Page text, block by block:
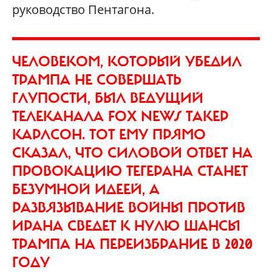
руководство Пентагона.
ЧЕЛОВЕКОМ, КОТОРЫЙ УБЕДИЛ
ТРАМПА НЕ СОВЕРШАТЬ
ГЛУПОСТИ, БЫЛ ВЕДУЩИЙ
ТЕЛЕКАНАЛА FOX NEWS ТАКЕР
КАРЛСОН. ТОТ ЕМУ ПРЯМО
СКАЗАЛ, ЧТО СИЛОВОЙ ОТВЕТ НА
ПРОВОКАЦИЮ ТЕГЕРАНА СТАНЕТ
БЕЗУМНОЙ ИДЕЕЙ, А
РАЗВЯЗЫВАНИЕ ВОЙНЫ ПРОТИВ
ИРАНА СВЕДЕТ К НУЛЮ ШАНСЫ
ТРАМПА НА ПЕРЕИЗБРАНИЕ В 2020
ГОДУ